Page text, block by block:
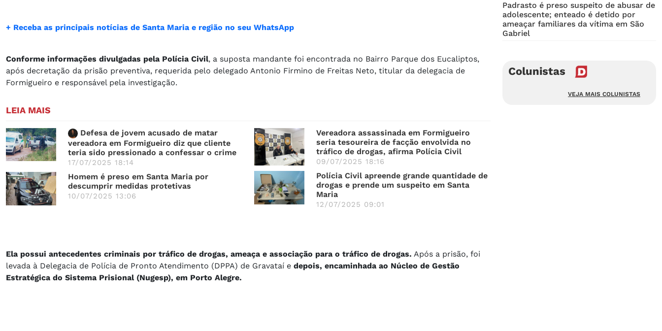
+ Receba as principais notícias de Santa Maria e região no seu WhatsApp
Conforme informações divulgadas pela Polícia Civil, a suposta mandante foi encontrada no Bairro Parque dos Eucaliptos,
após decretação da prisão preventiva, requerida pelo delegado Antonio Firmino de Freitas Neto, titular da delegacia de
Formigueiro e responsável pela investigação.
LEIA MAIS
Defesa de jovem acusado de matar
vereadora em Formigueiro diz que cliente
teria sido pressionado a confessar o crime
17/07/2025 18:14
Homem é preso em Santa Maria por
descumprir medidas protetivas
10/07/2025 13:06
Vereadora assassinada em Formigueiro
seria tesoureira de facção envolvida no
tráfico de drogas, afirma Polícia Civil
09/07/2025 18:16
Polícia Civil apreende grande quantidade de
drogas e prende um suspeito em Santa
Maria
12/07/2025 09:01
Ela possui antecedentes criminais por tráfico de drogas, ameaça e associação para o tráfico de drogas. Após a prisão, foi
levada à Delegacia de Polícia de Pronto Atendimento (DPPA) de Gravataí e depois, encaminhada ao Núcleo de Gestão
Estratégica do Sistema Prisional (Nugesp), em Porto Alegre.
Padrasto é preso suspeito de abusar de
adolescente; enteado é detido por
ameaçar familiares da vítima em São
Gabriel
Colunistas
VEJA MAIS COLUNISTAS